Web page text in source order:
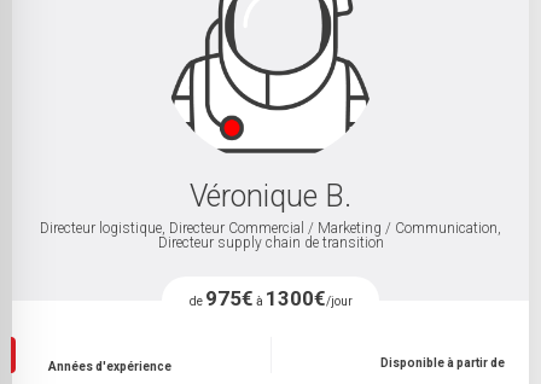
Véronique B.
Directeur logistique, Directeur Commercial / Marketing / Communication,
Directeur supply chain de transition
de 975€ à 1300€/jour
Années d'expérience Disponible à partir de